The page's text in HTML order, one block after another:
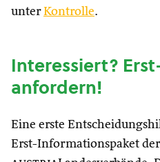
unterKontrolle.
Interessiert?
anfordern!
Eine erste
Erst-Informationspaket der